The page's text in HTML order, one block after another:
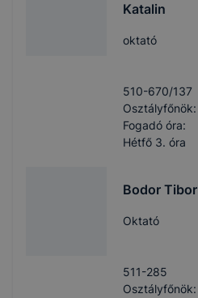
Katalin
oktató
510-670/137
Osztályfőnök:
Fogadó óra:
Hétfő 3. óra
Bodor Tibor
Oktató
511-285
Osztályfőnök: